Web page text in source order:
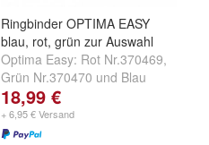
Ringbinder OPTIMA EASY
blau, rot, grün zur Auswahl
Optima Easy: Rot Nr.370469,
Grün Nr.370470 und Blau
Nr.355226
18,99 €
+ 6,95 € Versand